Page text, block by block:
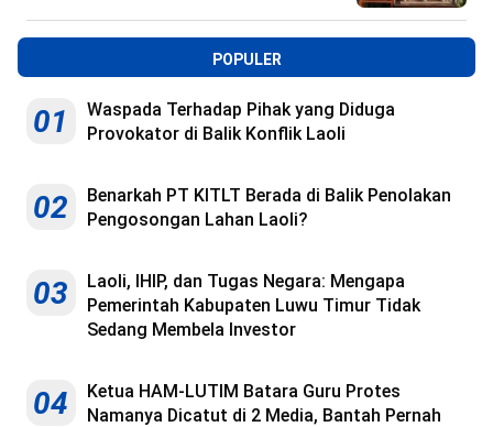
POPULER
01
Waspada Terhadap Pihak yang Diduga
Provokator di Balik Konflik Laoli
02
Benarkah PT KITLT Berada di Balik Penolakan
Pengosongan Lahan Laoli?
03
Laoli, IHIP, dan Tugas Negara: Mengapa
Pemerintah Kabupaten Luwu Timur Tidak
Sedang Membela Investor
04
Ketua HAM-LUTIM Batara Guru Protes
Namanya Dicatut di 2 Media, Bantah Pernah